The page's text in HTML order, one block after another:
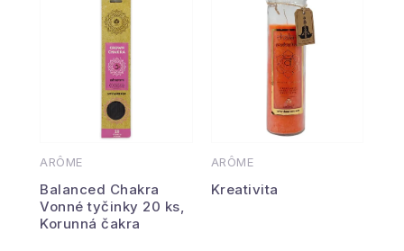
ARÔME
Balanced Chakra
Vonné tyčinky 20 ks,
Korunná čakra
ARÔME
Kreativita